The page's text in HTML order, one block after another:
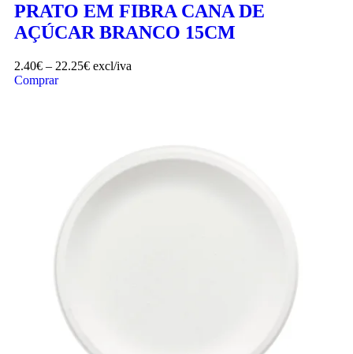
PRATO EM FIBRA CANA DE
AÇÚCAR BRANCO 15CM
2.40€ – 22.25€ excl/iva
Comprar